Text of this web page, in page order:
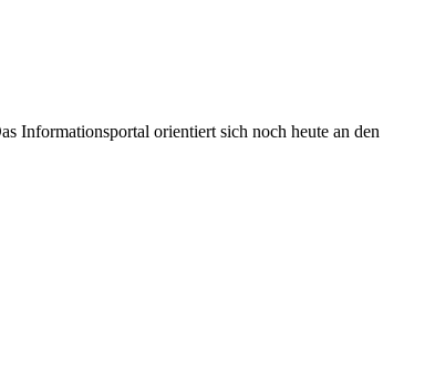
Informationsportal orientiert sich noch heute an den